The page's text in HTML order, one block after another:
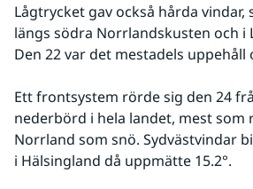
Lågtrycket gav också hårda vindar,
längs södra Norrlandskusten och i
Den 22 var det mestadels uppehåll
Ett frontsystem rörde sig den 24
nederbörd i hela landet, mest som
Norrland som snö. Sydvästvindar
i Hälsingland då uppmätte 15.2°.